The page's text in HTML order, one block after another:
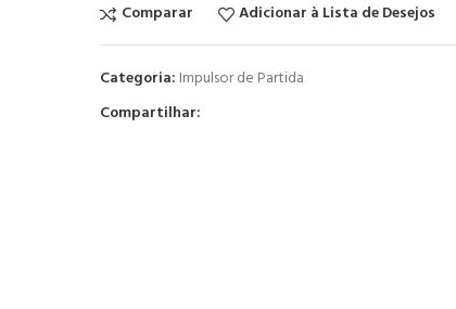
Comparar
Adicionar à Lista de Desejos
Categoria: Impulsor de Partida
Compartilhar: